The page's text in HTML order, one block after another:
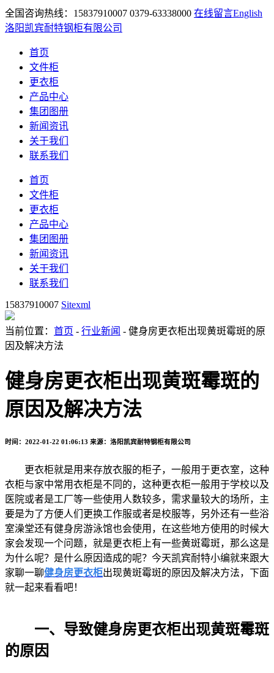
全国咨询热线：15837910007 0379-63338000 在线留言English
洛阳凯宾耐特钢柜有限公司
首页
文件柜
更衣柜
产品中心
集团图册
新闻资讯
关于我们
联系我们
首页
文件柜
更衣柜
产品中心
集团图册
新闻资讯
关于我们
联系我们
15837910007 Sitexml
当前位置： 首页 - 行业新闻 - 健身房更衣柜出现黄斑霉斑的原
因及解决方法
健身房更衣柜出现黄斑霉斑的
原因及解决方法
时间：2022-01-22 01:06:13 来源：洛阳凯宾耐特钢柜有限公司
更衣柜就是用来存放衣服的柜子，一般用于更衣室，这种
衣柜与家中常用衣柜是不同的，这种更衣柜一般用于学校以及
医院或者是工厂等一些使用人数较多，需求量较大的场所，主
要是为了方便人们更换工作服或者是校服等，另外还有一些浴
室澡堂还有健身房游泳馆也会使用，在这些地方使用的时候大
家会发现一个问题，就是更衣柜上有一些黄斑霉斑，那么这是
为什么呢？是什么原因造成的呢？今天凯宾耐特小编就来跟大
家聊一聊健身房更衣柜出现黄斑霉斑的原因及解决方法，下面
就一起来看看吧！
一、导致健身房更衣柜出现黄斑霉斑
的原因